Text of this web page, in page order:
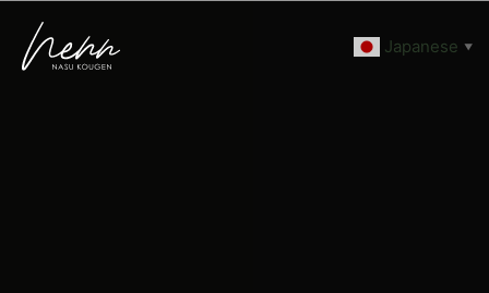
Japanese ▼